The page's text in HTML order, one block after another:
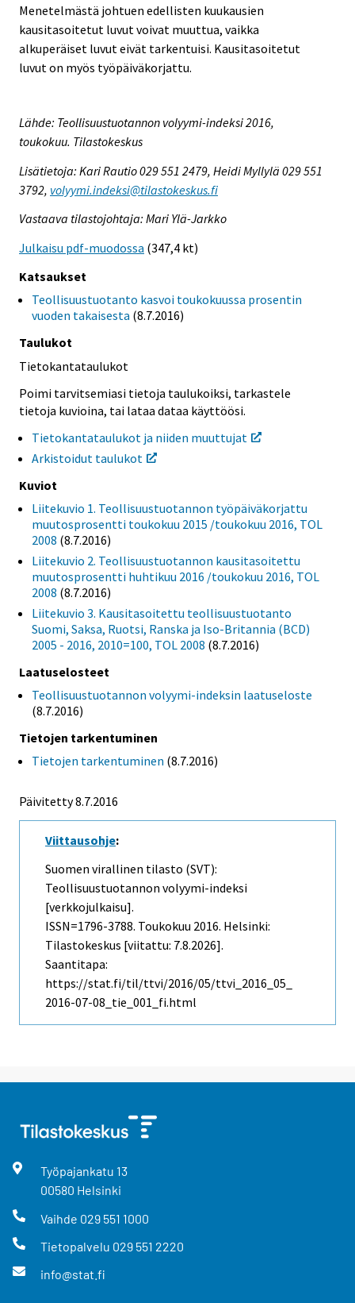
Menetelmästä johtuen edellisten kuukausien
kausitasoitetut luvut voivat muuttua, vaikka
alkuperäiset luvut eivät tarkentuisi. Kausitasoitetut
luvut on myös työpäiväkorjattu.
Lähde: Teollisuustuotannon volyymi-indeksi 2016,
toukokuu. Tilastokeskus
Lisätietoja: Kari Rautio 029 551 2479, Heidi Myllylä 029 551
3792, volyymi.indeksi@tilastokeskus.fi
Vastaava tilastojohtaja: Mari Ylä-Jarkko
Julkaisu pdf-muodossa (347,4 kt)
Katsaukset
Teollisuustuotanto kasvoi toukokuussa prosentin
vuoden takaisesta (8.7.2016)
Taulukot
Tietokantataulukot
Poimi tarvitsemiasi tietoja taulukoiksi, tarkastele
tietoja kuvioina, tai lataa dataa käyttöösi.
Tietokantataulukot ja niiden muuttujat
Arkistoidut taulukot
Kuviot
Liitekuvio 1. Teollisuustuotannon työpäiväkorjattu
muutosprosentti toukokuu 2015 /toukokuu 2016, TOL
2008 (8.7.2016)
Liitekuvio 2. Teollisuustuotannon kausitasoitettu
muutosprosentti huhtikuu 2016 /toukokuu 2016, TOL
2008 (8.7.2016)
Liitekuvio 3. Kausitasoitettu teollisuustuotanto
Suomi, Saksa, Ruotsi, Ranska ja Iso-Britannia (BCD)
2005 - 2016, 2010=100, TOL 2008 (8.7.2016)
Laatuselosteet
Teollisuustuotannon volyymi-indeksin laatuseloste
(8.7.2016)
Tietojen tarkentuminen
Tietojen tarkentuminen (8.7.2016)
Päivitetty 8.7.2016
Viittausohje:
Suomen virallinen tilasto (SVT):
Teollisuustuotannon volyymi-indeksi
[verkkojulkaisu].
ISSN=1796-3788. Toukokuu 2016. Helsinki:
Tilastokeskus [viitattu: 7.8.2026].
Saantitapa:
https://stat.fi/til/ttvi/2016/05/ttvi_2016_05_
2016-07-08_tie_001_fi.html
Työpajankatu 13
00580 Helsinki
Vaihde 029 551 1000
Tietopalvelu 029 551 2220
info@stat.fi